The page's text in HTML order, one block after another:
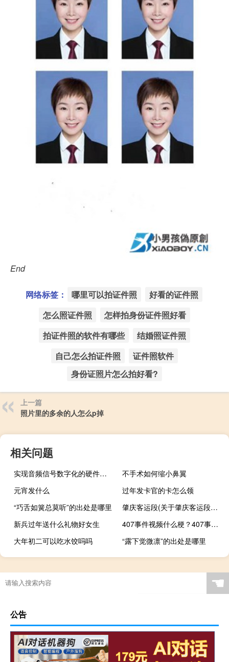
End
网络标签： 哪里可以拍证件照
好看的证件照
怎么照证件照
怎样拍身份证件照好看
拍证件照的软件有哪些
结婚照证件照
自己怎么拍证件照
证件照软件
身份证照片怎么拍好看?
上一篇
照片里的多余的人怎么p掉
相关问题
实现音频信号数字化的硬件电路是什么
不手术如何缩小鼻翼
元宵发什么
过年发卡官的卡怎么领
“巧舌如簧总莫听”的出处是哪里
肇庆客运段(关于肇庆客运段简述)
新兵过年送什么礼物好女生
407事件视频什么梗？407事件视频是什么意思什么梗
大年初二可以吃水饺吗吗
“露下觉微凛”的出处是哪里
☚
公告